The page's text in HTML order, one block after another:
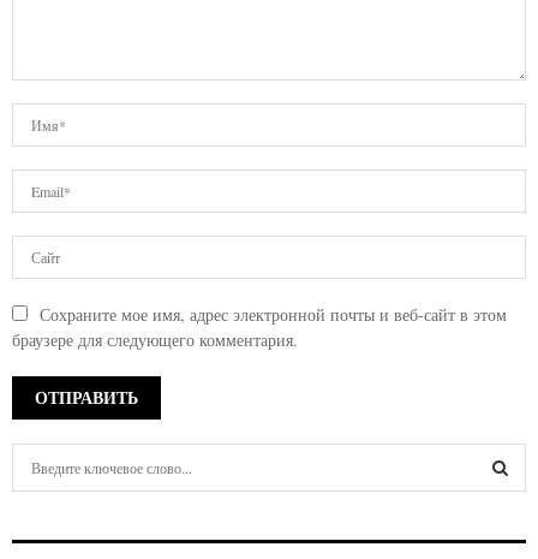
Сохраните мое имя, адрес электронной почты и веб-сайт в этом
браузере для следующего комментария.